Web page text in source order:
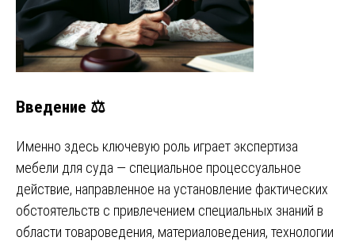
Введение ⚖️
Именно здесь ключевую роль играет экспертиза
мебели для суда — специальное процессуальное
действие, направленное на установление фактических
обстоятельств с привлечением специальных знаний в
области товароведения, материаловедения, технологии